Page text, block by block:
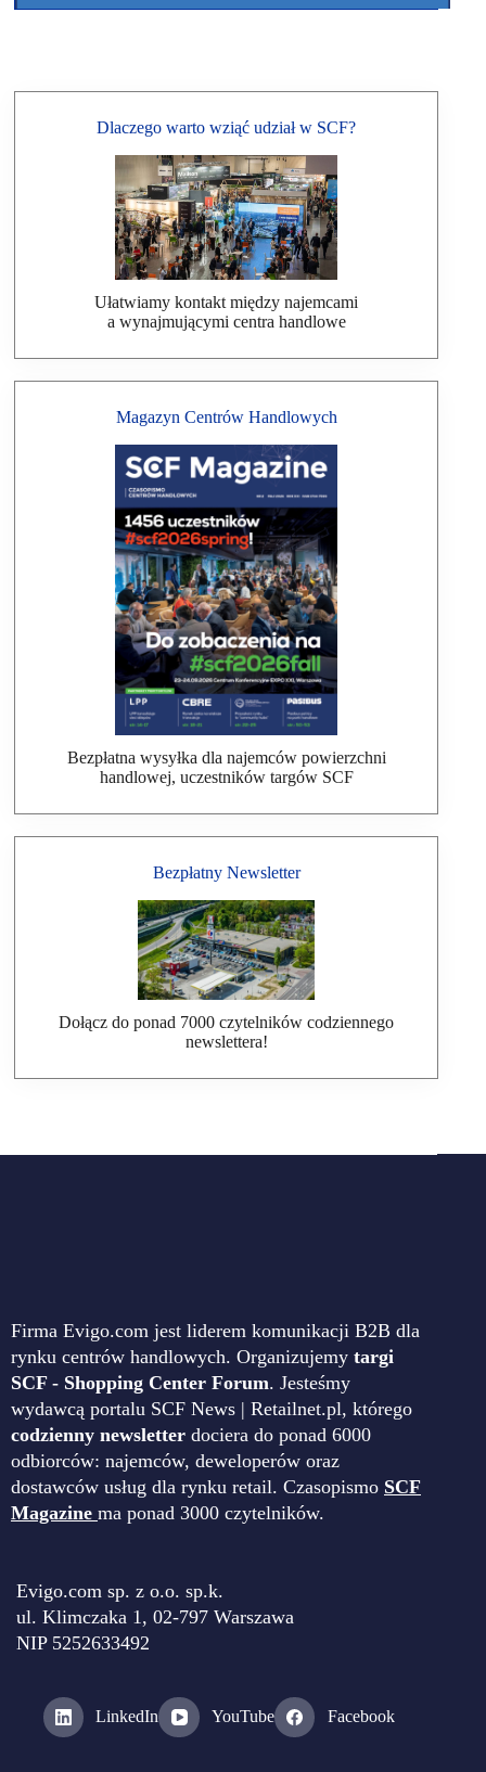
Dlaczego warto wziąć udział w SCF?
Ułatwiamy kontakt między najemcami
a wynajmującymi centra handlowe
Magazyn Centrów Handlowych
Bezpłatna wysyłka dla najemców powierzchni
handlowej, uczestników targów SCF
Bezpłatny Newsletter
Dołącz do ponad 7000 czytelników codziennego
newslettera!
Firma Evigo.com jest liderem komunikacji B2B dla
rynku centrów handlowych. Organizujemy targi
SCF - Shopping Center Forum. Jesteśmy
wydawcą portalu SCF News | Retailnet.pl, którego
codzienny newsletter dociera do ponad 6000
odbiorców: najemców, deweloperów oraz
dostawców usług dla rynku retail. Czasopismo SCF
Magazine ma ponad 3000 czytelników.
Evigo.com sp. z o.o. sp.k.
ul. Klimczaka 1, 02-797 Warszawa
NIP 5252633492
LinkedIn YouTube Facebook